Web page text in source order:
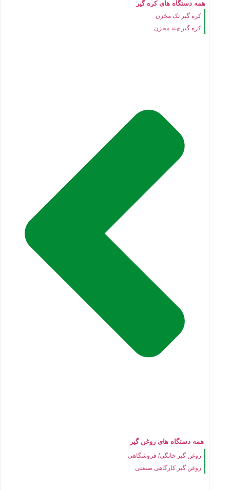
همه دستگاه های کره گیر
کره گیر تک مخزن
کره گیر چند مخزن
همه دستگاه های روغن گیر
روغن گیر خانگی/ فروشگاهی
روغن گیر کارگاهی صنعتی